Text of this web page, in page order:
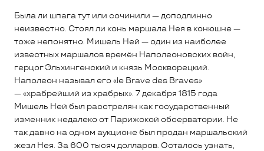
Была ли шпага тут или сочинили — доподлинно
неизвестно. Стоял ли конь маршала Нея в конюшне —
тоже непонятно. Мишель Ней — один из наиболее
известных маршалов времён Наполеоновских войн,
герцог Эльхингенский и князь Москворецкий.
Наполеон называл его «le Brave des Braves»
— «храбрейший из храбрых». 7 декабря 1815 года
Мишель Ней был расстрелян как государственный
изменник недалеко от Парижской обсерватории. Не
так давно на одном аукционе был продан маршальский
жезл Нея. За 600 тысяч долларов. Осталось узнать,